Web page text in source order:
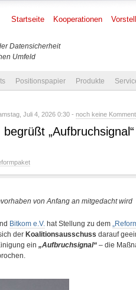
Datensicherheit
Umfeld
Startseite Kooperationen
Positionspapier Produkte
Juli 4, 2026 0:30 - noch keine
von Anfang an mitgedacht wird
Bitkom e.V. hat Stellung zu dem
der Koalitionsausschuss darauf
ein „Aufbruchsignal“ – die